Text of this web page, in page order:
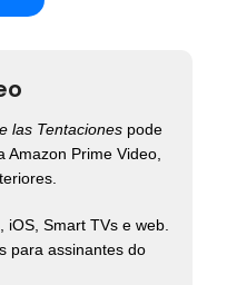
las Tentaciones pode
Amazon Prime Video,
iOS, Smart TVs e web.
para assinantes do